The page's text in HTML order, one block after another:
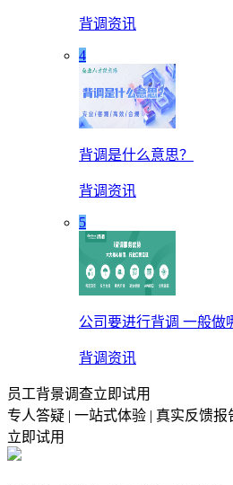
背调资讯
4
背调是什么意思？
背调资讯
5
公司要进行背调 一般做
背调资讯
员工背景调查立即试用
专人答疑 | 一站式体验 | 真实反馈报
立即试用